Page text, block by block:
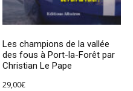
Les champions de la vallée
des fous à Port-la-Forêt par
Christian Le Pape
29,00€